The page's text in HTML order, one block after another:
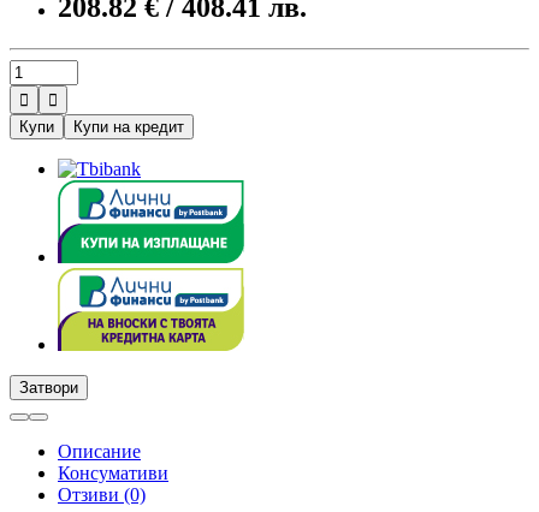
208.82 € / 408.41 лв.


Купи
Купи на кредит
Затвори
Описание
Консумативи
Отзиви (0)